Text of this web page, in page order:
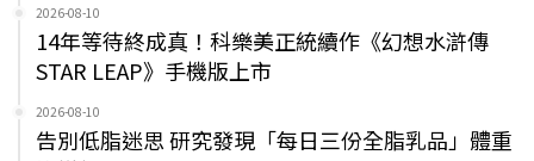
2026-08-10
14年等待終成真！科樂美正統續作《幻想水滸傳
STAR LEAP》手機版上市
2026-08-10
告別低脂迷思 研究發現「每日三份全脂乳品」體重